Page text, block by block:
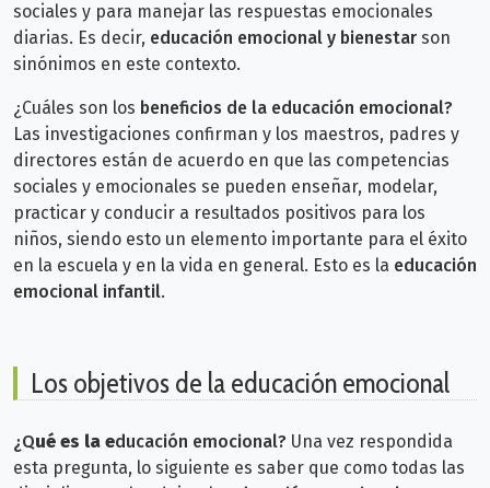
sociales y para manejar las respuestas emocionales
diarias. Es decir, educación emocional y bienestar son
sinónimos en este contexto.
¿Cuáles son los beneficios de la educación emocional?
Las investigaciones confirman y los maestros, padres y
directores están de acuerdo en que las competencias
sociales y emocionales se pueden enseñar, modelar,
practicar y conducir a resultados positivos para los
niños, siendo esto un elemento importante para el éxito
en la escuela y en la vida en general. Esto es la educación
emocional infantil.
Los objetivos de la educación emocional
¿Qué es la educación emocional? Una vez respondida
esta pregunta, lo siguiente es saber que como todas las